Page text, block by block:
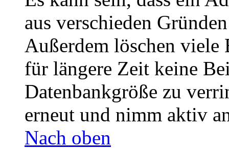
aus verschieden
Außerdem löschen viele
für längere Zeit keine
Datenbankgröße zu
erneut und nimm aktiv
Nach oben